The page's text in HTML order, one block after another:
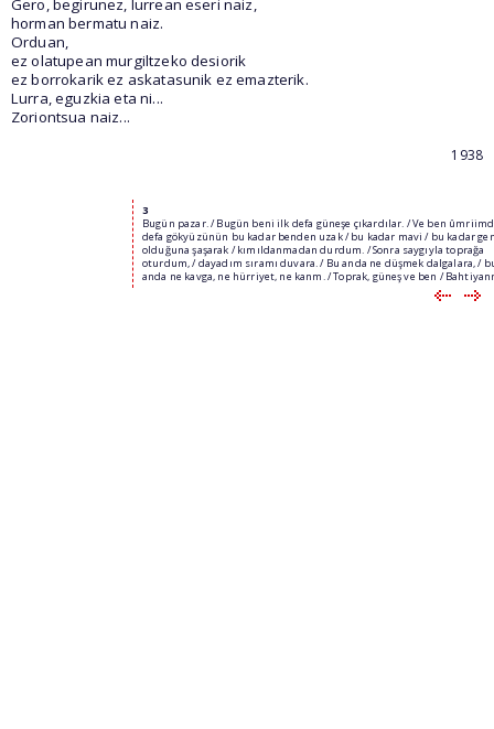
Gero, begirunez, lurrean eseri naiz,
horman bermatu naiz.
Orduan,
ez olatupean murgiltzeko desiorik
ez borrokarik ez askatasunik ez emazterik.
Lurra, eguzkia eta ni...
Zoriontsua naiz...
1938
3
Bugün pazar. / Bugün beni ilk defa güneşe çıkardılar. / Ve ben
defa gökyüzünün bu kadar benden uzak / bu kadar mavi / bu kadar
olduğuna şaşarak / kımıldanmadan durdum. / Sonra saygıyla toprağa
oturdum, / dayadım sıramı duvara. / Bu anda ne düşmek dalgalara, /
anda ne kavga, ne hürriyet, ne kanm. / Toprak, güneş ve ben /